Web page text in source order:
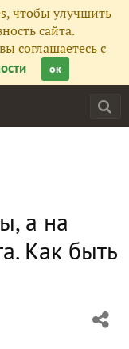
чтобы улучшить
сайта.
соглашаетесь с
ок
а на
Как быть